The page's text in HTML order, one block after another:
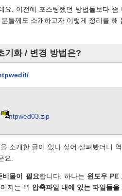
요. 이전에 포스팅했던 방법들보다 좀
들께도 소개하고자 이렇게 정리를 해
기화 / 변경 방법은?
ntpwed03.zip
소개한 글이 있나 싶어 살펴봤더니
요.
비물이 필요합니다. 하나는 윈도우 PE
지는 위 압축파일 내에 있는 파일들